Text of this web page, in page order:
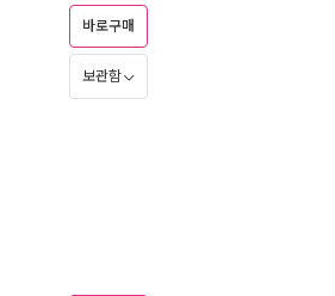
바로구매
보관함